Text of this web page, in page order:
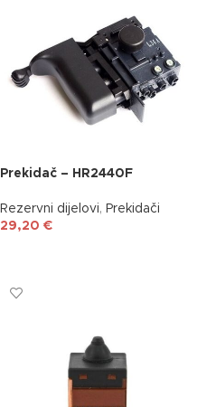
Prekidač – HR2440F
Rezervni dijelovi, Prekidači
29,20 €